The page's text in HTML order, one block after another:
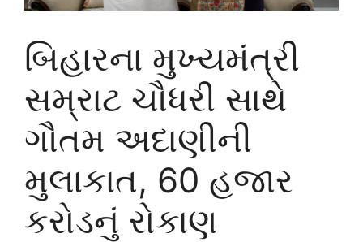
બિહારના મુખ્યમંત્રી
સમ્રાટ ચૌધરી સાથે
ગૌતમ અદાણીની
મુલાકાત, 60 હજાર
કરોડનું રોકાણ